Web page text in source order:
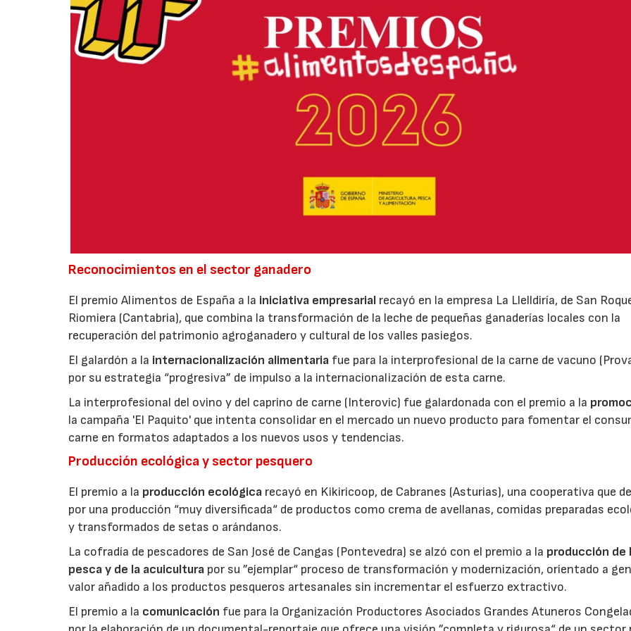
Reconocimientos en el sector ganadero
El premio Alimentos de España a la iniciativa empresarial recayó en la empresa La Llelldiría, de San
Riomiera (Cantabria), que combina la transformación de la leche de pequeñas ganaderías locales con la
recuperación del patrimonio agroganadero y cultural de los valles pasiegos.
El galardón a la internacionalización alimentaria fue para la interprofesional de la carne de vacuno
por su estrategia “progresiva” de impulso a la internacionalización de esta carne.
La interprofesional del ovino y del caprino de carne (Interovic) fue galardonada con el premio a la
la campaña 'El Paquito' que intenta consolidar en el mercado un nuevo producto para fomentar el
carne en formatos adaptados a los nuevos usos y tendencias.
Producción ecológica y sector pesquero
El premio a la producción ecológica recayó en Kikiricoop, de Cabranes (Asturias), una cooperativa que
por una producción “muy diversificada“ de productos como crema de avellanas, comidas preparadas
y transformados de setas o arándanos.
La cofradía de pescadores de San José de Cangas (Pontevedra) se alzó con el premio a la producción de
pesca y de la acuicultura por su ”ejemplar“ proceso de transformación y modernización, orientado a
valor añadido a los productos pesqueros artesanales sin incrementar el esfuerzo extractivo.
El premio a la comunicación fue para la Organización Productores Asociados Grandes Atuneros